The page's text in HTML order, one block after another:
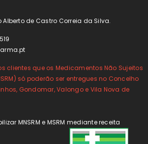
de Castro Correia da Silva.
clientes que os Medicamentos Não Sujeitos
só poderão ser entregues no Concelho
Gondomar, Valongo e Vila Nova de
MNSRM e MSRM mediante receita